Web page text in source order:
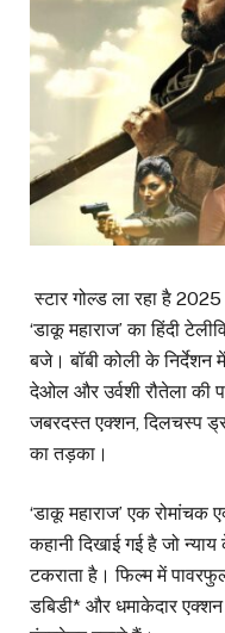
स्टार गोल्ड ला रहा है
‘डाकू महाराज’ का हिंदी
बजे। बॉबी कोली के निर्देशन
देओल और उर्वशी रौतेला की
जबरदस्त एक्शन, दिलचस्प
का तड़का।
‘डाकू महाराज’ एक
कहानी दिखाई गई है जो
टकराता है। फिल्म में
डबिडी* और धमाकेदार